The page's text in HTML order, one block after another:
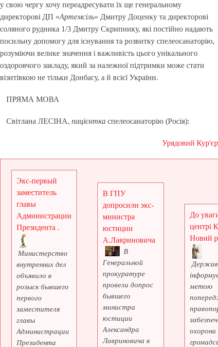
у свою чергу хочу переадресувати їх ще генеральному
директорові ДП «Артемсіль» Дмитру Доценку та директорові
соляного рудника 1/3 Дмитру Скрипнику, які постійно надають
посильну допомогу для існування та розвитку спелеосанаторію,
розуміючи велике значення і важливість цього унікального
оздоровчого закладу, який за належної підтримки може стати
візитівкою не тільки Донбасу, а й всієї України.
ПРЯМА МОВА
Світлана ЛЕСІНА,пацієнтка спелеосанаторію (Росія):
Урядовий Кур'єр
Экс-первый
заместитель
главы
Администрации
Президента .
Министерство
внутренних дел
объявило в
розыск бывшего
первого
заместителя
главы
Администрации
Президента
В ГПУ
допросили экс-
министра
юстиции
А.Лавриновича
В
Генеральной
прокуратуре
провели допрос
бывшего
министра
юстиции
Александра
Лавриновича в
До
центрі
Новий
метою
охорони